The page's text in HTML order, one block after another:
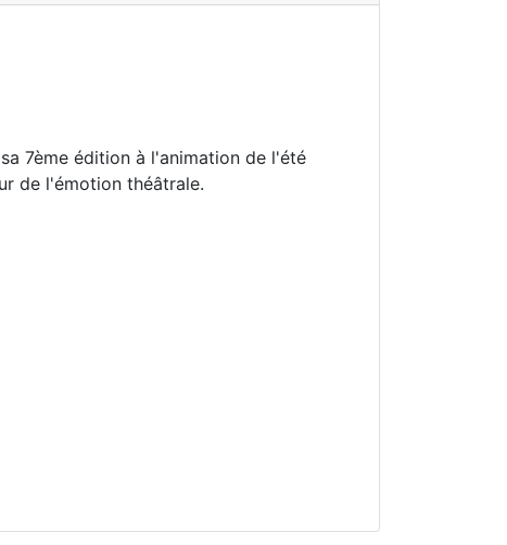
7ème édition à l'animation de l'été
de l'émotion théâtrale.